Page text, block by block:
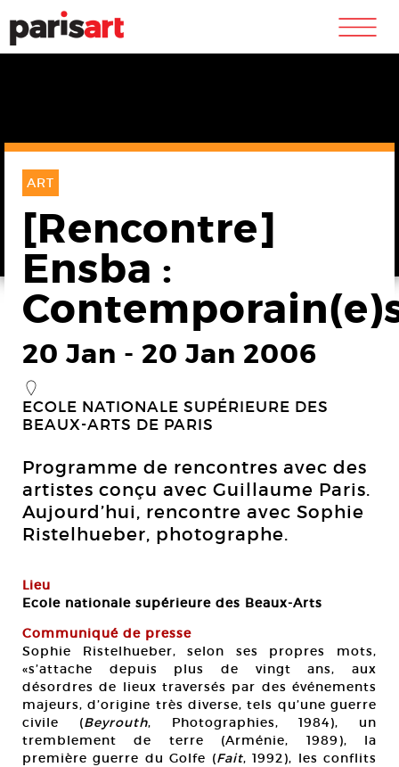
m
ART
[Rencontre]
Ensba :
20 Jan - 20 Jan 2006
_
ECOLE NATIONALE SUPÉRIEURE DES
BEAUX-ARTS DE PARIS
Programme de rencontres avec des
artistes conçu avec Guillaume Paris.
Aujourd’hui, rencontre avec Sophie
Ristelhueber, photographe.
Lieu
Ecole nationale supérieure des Beaux-Arts
Communiqué de presse
Sophie Ristelhueber, selon ses propres mots,
«s’attache depuis plus de vingt ans, aux
désordres de lieux traversés par des événements
majeurs, d’origine très diverse, tels qu’une guerre
civile (Beyrouth, Photographies, 1984), un
tremblement de terre (Arménie, 1989), la
première guerre du Golfe (Fait, 1992), les conflits